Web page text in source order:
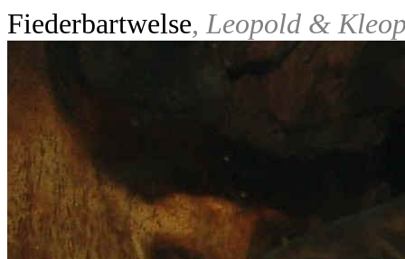
Fiederbartwelse, Leopold &